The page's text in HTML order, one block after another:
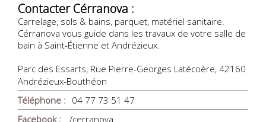
Contacter Cérranova :
Carrelage, sols & bains, parquet, matériel sanitaire.
Cérranova vous guide dans les travaux de votre salle de
bain à Saint-Étienne et Andrézieux.
Parc des Essarts, Rue Pierre-Georges Latécoère, 42160
Andrézieux-Bouthéon
Téléphone : 04 77 73 51 47
Facebook :
/cerranova